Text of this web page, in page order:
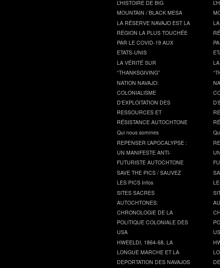
L’HISTOIRE DE BIG
MOUNTAIN / BLACK MESA
LA RÉSERVE NAVAJO EST LA
RÉGION LA PLUS TOUCHÉE
PAR LE COVID-19 AUX
ETATS-UNIS
LA VÉRITÉ SUR
“THANKSGIVING”
NATION NAVAJO:
COLONIALISME
D’EXPLOITATION DES
RESSOURCES ET
RÉSISTANCE AUTOCHTONE
Qui nous sommes
REPENSER L’APOCALYPSE :
UN MANIFESTE ANTI-
FUTURISTE AUTOCHTONE
SAVE THE PICS / SAUVEZ
LES PICS Infos
SITES SACRES
AUTOCHTONES:
CHRONOLOGIE DE LA
POLITIQUE COLONIALE DES
USA
HWEELDI, 1864-68, LA
LONGUE MARCHE ET LA
DEPORTATION DES NAVAJOS